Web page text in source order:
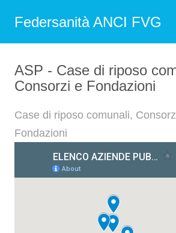
Federsanità ANCI FVG
ASP - Case di riposo
Consorzi e Fondazioni
Case di riposo comunali,
Fondazioni